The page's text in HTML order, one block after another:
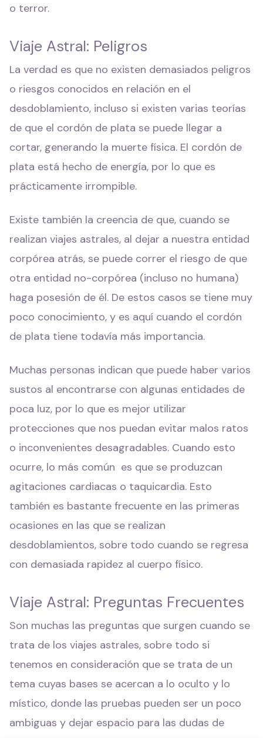
o terror.
Viaje Astral: Peligros
La verdad es que no existen demasiados peligros
o riesgos conocidos en relación en el
desdoblamiento, incluso si existen varias teorías
de que el cordón de plata se puede llegar a
cortar, generando la muerte física. El cordón de
plata está hecho de energía, por lo que es
prácticamente irrompible.
Existe también la creencia de que, cuando se
realizan viajes astrales, al dejar a nuestra entidad
corpórea atrás, se puede correr el riesgo de que
otra entidad no-corpórea (incluso no humana)
haga posesión de él. De estos casos se tiene muy
poco conocimiento, y es aquí cuando el cordón
de plata tiene todavía más importancia.
Muchas personas indican que puede haber varios
sustos al encontrarse con algunas entidades de
poca luz, por lo que es mejor utilizar
protecciones que nos puedan evitar malos ratos
o inconvenientes desagradables. Cuando esto
ocurre, lo más común es que se produzcan
agitaciones cardiacas o taquicardia. Esto
también es bastante frecuente en las primeras
ocasiones en las que se realizan
desdoblamientos, sobre todo cuando se regresa
con demasiada rapidez al cuerpo físico.
Viaje Astral: Preguntas Frecuentes
Son muchas las preguntas que surgen cuando se
trata de los viajes astrales, sobre todo si
tenemos en consideración que se trata de un
tema cuyas bases se acercan a lo oculto y lo
místico, donde las pruebas pueden ser un poco
ambiguas y dejar espacio para las dudas de